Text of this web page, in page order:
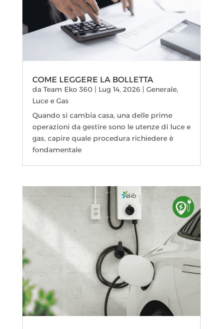
COME LEGGERE LA BOLLETTA
da Team Eko 360 | Lug 14, 2026| Generale,
Luce e Gas
Quando si cambia casa, una delle prime
operazioni da gestire sono le utenze di luce e
gas, capire quale procedura richiedere è
fondamentale